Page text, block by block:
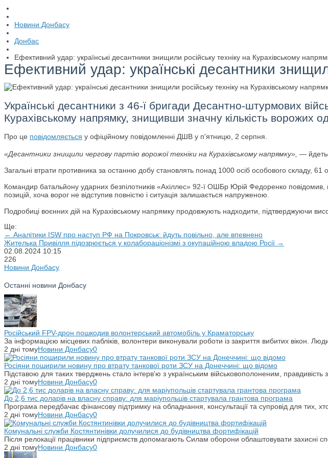
Новини Донбасу
Донбас
Ефективний удар: українські десантники знищили російську техніку на Курахівському
Ефективний удар: українські десантники
Українські десантники з 46-ї бригади Десантно-штурмових
Курахівському напрямку, знищивши значну кількість ворожих
Про це повідомляється у офіційному повідомленні ДШВ у п'ятницю, 2 серпня.
«Десантники знищили чергову партію ворожої техніки на Курахівському напрямку», —
Загальні втрати противника за останню добу становлять понад 1000 осіб особового складу, 61
Командир батальйону ударних безпілотників «Ахіллес» 92-ї ОШБр Юрій Федоренко
позицій, хоча ворог не відступив повністю і ситуація залишається напруженою.
Подробиці воєнних дій на Курахівському напрямку продовжують надходити, підтверджуючи
Ще:
← Аналітики ISW про наступ РФ на Покровськ: йдуть повільно, але впевнено
Жителька Привілля підозрюється у колабораціонізмі з окупаційною владою Росії →
02.08.2024 10:15
226
Новини Донбасу
Останні новини Донбасу
Російський FPV-дрон пошкодив волонтерський автомобіль у Краматорську
За інформацією місцевих пабліків, волонтери виконували роботи із закриття вибитих вікон.
2 дні томуНовини Донбасу0
Росіяни поширили новину про втрату танкової роти ЗСУ на Донеччині: що відомо
Підставою для таких тверджень стало інтерв'ю з українським військовополоненим,
2 дні томуНовини Донбасу0
До 2,6 тис доларів на власну справу: для маріупольців стартувала грантова програма
Програма передбачає фінансову підтримку на обладнання, консультації та супровід для тих,
2 дні томуНовини Донбасу0
Комунальні служби Костянтинівки долучилися до будівництва фортифікацій
Після релокації працівники підприємств допомагають Силам оборони облаштовувати захисні
2 дні томуНовини Донбасу0